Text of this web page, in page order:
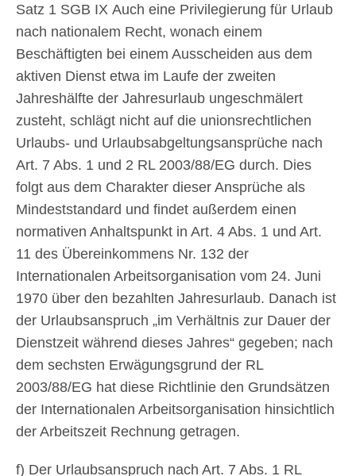
Satz 1 SGB IX Auch eine Privilegierung für Urlaub
nach nationalem Recht, wonach einem
Beschäftigten bei einem Ausscheiden aus dem
aktiven Dienst etwa im Laufe der zweiten
Jahreshälfte der Jahresurlaub ungeschmälert
zusteht, schlägt nicht auf die unionsrechtlichen
Urlaubs- und Urlaubsabgeltungsansprüche nach
Art. 7 Abs. 1 und 2 RL 2003/88/EG durch. Dies
folgt aus dem Charakter dieser Ansprüche als
Mindeststandard und findet außerdem einen
normativen Anhaltspunkt in Art. 4 Abs. 1 und Art.
11 des Übereinkommens Nr. 132 der
Internationalen Arbeitsorganisation vom 24. Juni
1970 über den bezahlten Jahresurlaub. Danach ist
der Urlaubsanspruch „im Verhältnis zur Dauer der
Dienstzeit während dieses Jahres“ gegeben; nach
dem sechsten Erwägungsgrund der RL
2003/88/EG hat diese Richtlinie den Grundsätzen
der Internationalen Arbeitsorganisation hinsichtlich
der Arbeitszeit Rechnung getragen.
f) Der Urlaubsanspruch nach Art. 7 Abs. 1 RL